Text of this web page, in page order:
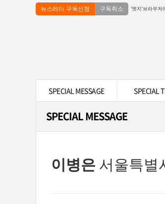
뉴스레터 구독신청 구독취소 '엣지'브라우저
SPECIAL MESSAGE SPECIAL
SPECIAL MESSAGE
이병은 서울특별